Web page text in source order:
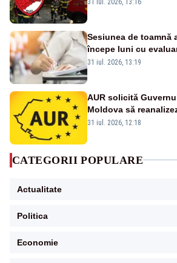
Sesiunea de toamnă
începe luni cu
orale la Limba română
31 iul. 2026, 13:19
AUR solicită
Moldova să
concertului de Ziua
31 iul. 2026, 12:18
CATEGORII POPULARE
Actualitate
Politica
Economie